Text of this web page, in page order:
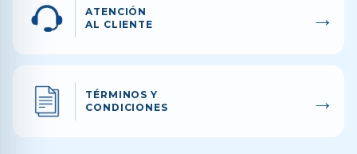
ATENCIÓN
AL CLIENTE
→
TÉRMINOS Y
CONDICIONES
→